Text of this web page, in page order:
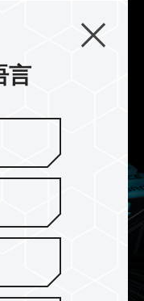
专业导热硅胶，
稳定电源管理芯
言